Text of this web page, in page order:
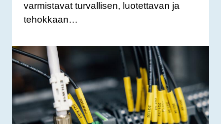
varmistavat turvallisen, luotettavan ja
tehokkaan…